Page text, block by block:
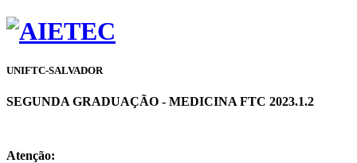
UNIFTC-SALVADOR
SEGUNDA GRADUAÇÃO - MEDICINA FTC 2023.1.2
Atenção: